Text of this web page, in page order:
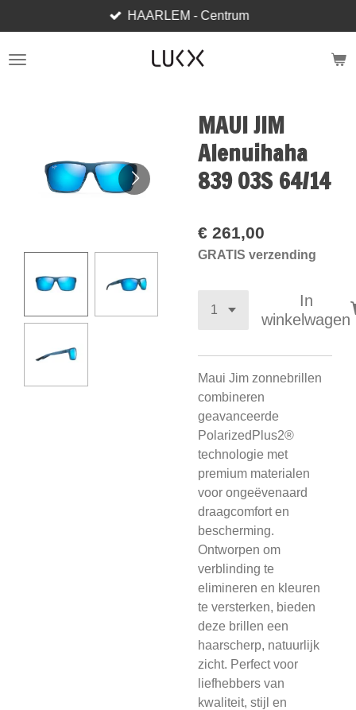
direct
naar
HAARLEM - Centrum
MAUI JIM
Alenuihaha
839 03S 64/14
€ 261,00
GRATIS verzending
In
winkelwagen
Maui Jim zonnebrillen
combineren
geavanceerde
PolarizedPlus2®
technologie met
premium materialen
voor ongeëvenaard
draagcomfort en
bescherming.
Ontworpen om
verblinding te
elimineren en kleuren
te versterken, bieden
deze brillen een
haarscherp, natuurlijk
zicht. Perfect voor
liefhebbers van
kwaliteit, stijl en